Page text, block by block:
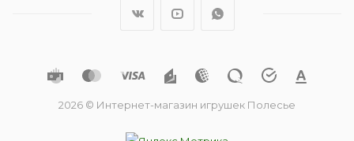
2026 © Интернет-магазин игрушек Полесье